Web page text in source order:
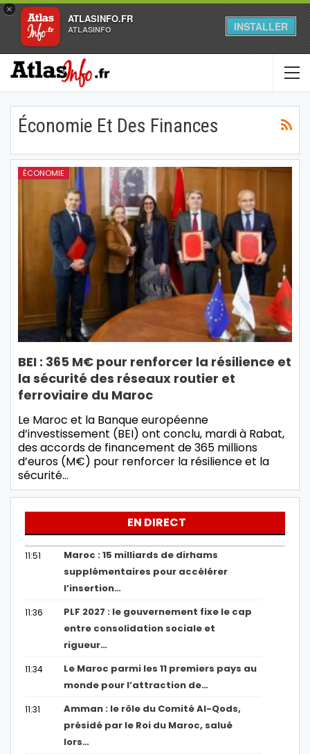
×
ATLASINFO.FR
ATLASINFO INSTALLER
Économie Et Des Finances
ÉCONOMIE
BEI : 365 M€ pour renforcer la résilience et
la sécurité des réseaux routier et
ferroviaire du Maroc
Le Maroc et la Banque européenne
d’investissement (BEI) ont conclu, mardi à Rabat,
des accords de financement de 365 millions
d’euros (M€) pour renforcer la résilience et la
sécurité…
EN DIRECT
11:51
Maroc : 15 milliards de dirhams
supplémentaires pour accélérer
l’insertion…
11:36
PLF 2027 : le gouvernement fixe le cap
entre consolidation sociale et
rigueur…
11:34
Le Maroc parmi les 11 premiers pays au
monde pour l’attraction de…
11:31
Amman : le rôle du Comité Al-Qods,
présidé par le Roi du Maroc, salué
lors…